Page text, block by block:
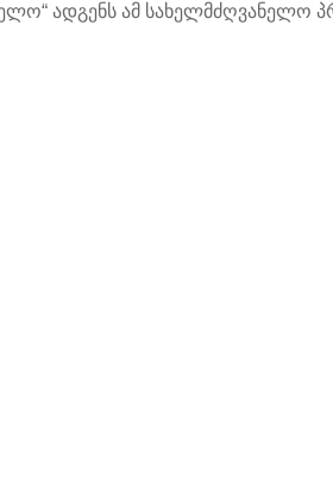
ადგენს ამ სახელმძღვანელო